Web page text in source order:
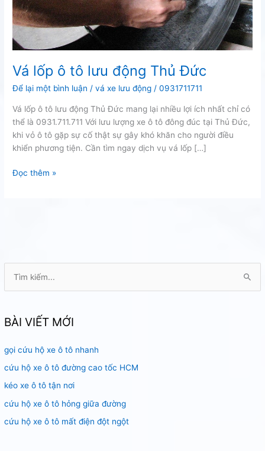
k
ế
m
:
BÀI VIẾT MỚI
gọi cứu hộ xe ô tô nhanh
cứu hộ xe ô tô đường cao tốc HCM
kéo xe ô tô tận nơi
cứu hộ xe ô tô hỏng giữa đường
cứu hộ xe ô tô mất điện đột ngột
Vá lốp ô tô lưu động Thủ Đức
Để lại một bình luận /vá xe lưu động /0931711711
Vá lốp ô tô lưu động Thủ Đức mang lại nhiều lợi ích nhất chỉ có
thể là 0931.711.711 Với lưu lượng xe ô tô đông đúc tại Thủ Đức,
khi vỏ ô tô gặp sự cố thật sự gây khó khăn cho người điều
khiển phương tiện. Cần tìm ngay dịch vụ vá lốp […]
Vá
Đức
Đọc thêm »